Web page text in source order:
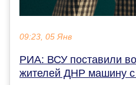
09:23, 05 Янв
РИА: ВСУ поставили
жителей ДНР машину с